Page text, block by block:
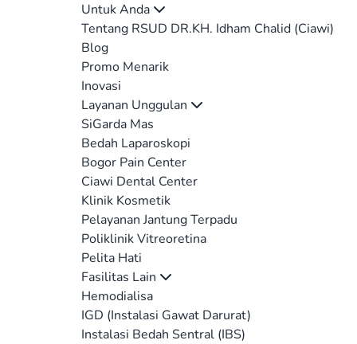
Untuk Anda
Tentang RSUD DR.KH. Idham Chalid (Ciawi)
Blog
Promo Menarik
Inovasi
Layanan Unggulan
SiGarda Mas
Bedah Laparoskopi
Bogor Pain Center
Ciawi Dental Center
Klinik Kosmetik
Pelayanan Jantung Terpadu
Poliklinik Vitreoretina
Pelita Hati
Fasilitas Lain
Hemodialisa
IGD (Instalasi Gawat Darurat)
Instalasi Bedah Sentral (IBS)